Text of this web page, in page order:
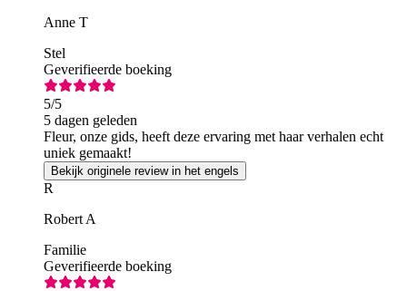
Anne T
Stel
Geverifieerde boeking
5/5
5 dagen geleden
Fleur, onze gids, heeft deze ervaring met haar verhalen echt
uniek gemaakt!
Bekijk originele review in het engels
R
Robert A
Familie
Geverifieerde boeking